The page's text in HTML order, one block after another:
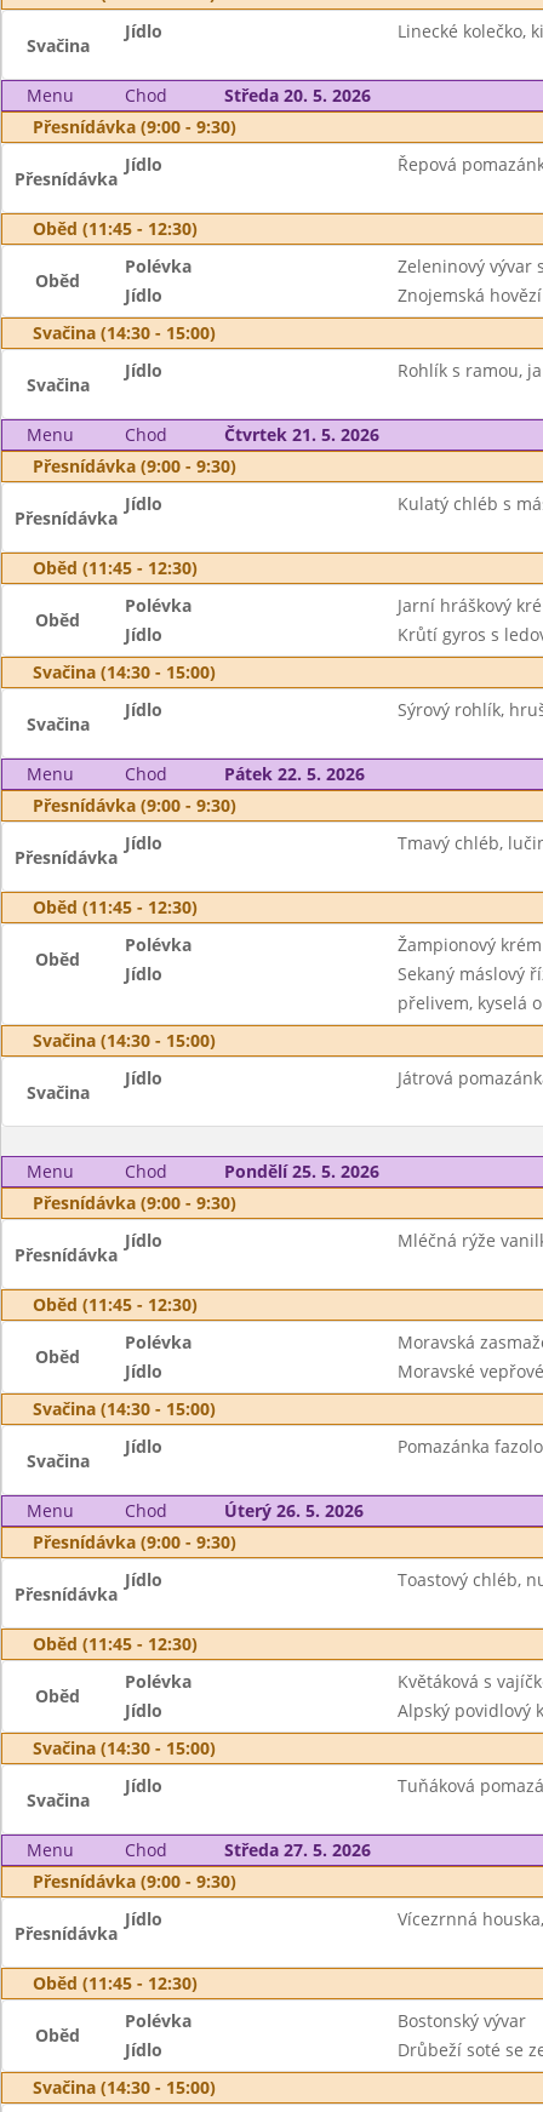
Svačina
Jídlo Linecké kolečko,
Menu Chod
Středa 20. 5. 2026
Přesnídávka (9:00 - 9:30)
Přesnídávka
Jídlo Řepová
Oběd (11:45 - 12:30)
Oběd
Polévka
Zeleninový vývar
Jídlo
Znojemská
Svačina (14:30 - 15:00)
Svačina
Jídlo Rohlík s ramou,
Menu Chod
Čtvrtek 21. 5. 2026
Přesnídávka (9:00 - 9:30)
Přesnídávka
Jídlo Kulatý chléb s
Oběd (11:45 - 12:30)
Oběd
Polévka
Jarní hráškový
Jídlo
Krůtí gyros s
Svačina (14:30 - 15:00)
Svačina
Jídlo Sýrový rohlík,
Menu Chod
Pátek 22. 5. 2026
Přesnídávka (9:00 - 9:30)
Přesnídávka
Jídlo Tmavý chléb,
Oběd (11:45 - 12:30)
Oběd
Polévka
Žampionový
Jídlo
Sekaný máslový
přelivem, kyselá
Svačina (14:30 - 15:00)
Svačina
Jídlo Játrová
Menu Chod
Pondělí 25. 5. 2026
Přesnídávka (9:00 - 9:30)
Přesnídávka
Jídlo Mléčná rýže
Oběd (11:45 - 12:30)
Oběd
Polévka
Moravská
Jídlo
Moravské
Svačina (14:30 - 15:00)
Svačina
Jídlo Pomazánka
Menu Chod
Úterý 26. 5. 2026
Přesnídávka (9:00 - 9:30)
Přesnídávka
Jídlo Toastový chléb,
Oběd (11:45 - 12:30)
Oběd
Polévka
Květáková s
Jídlo
Alpský povidlový
Svačina (14:30 - 15:00)
Svačina
Jídlo Tuňáková
Menu Chod
Středa 27. 5. 2026
Přesnídávka (9:00 - 9:30)
Přesnídávka
Jídlo Vícezrnná
Oběd (11:45 - 12:30)
Oběd
Polévka
Bostonský vývar
Jídlo
Drůbeží soté se
Svačina (14:30 - 15:00)